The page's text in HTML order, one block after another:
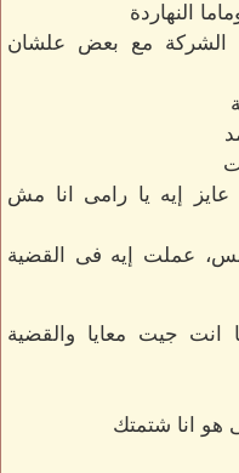
النهاردة
الشركة مع بعض علشان
إيه يا رامى انا مش
عملت إيه فى القضية
جيت معايا والقضية
هو انا شتمتك